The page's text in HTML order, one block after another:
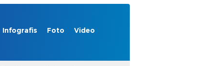
Infografis Foto Video